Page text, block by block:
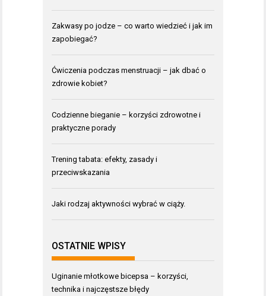
Zakwasy po jodze – co warto wiedzieć i jak im
zapobiegać?
Ćwiczenia podczas menstruacji – jak dbać o
zdrowie kobiet?
Codzienne bieganie – korzyści zdrowotne i
praktyczne porady
Trening tabata: efekty, zasady i
przeciwskazania
Jaki rodzaj aktywności wybrać w ciąży.
OSTATNIE WPISY
Uginanie młotkowe bicepsa – korzyści,
technika i najczęstsze błędy